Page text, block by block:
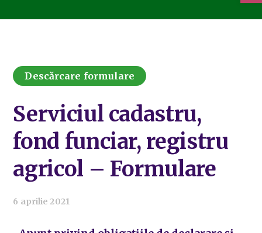
Descărcare formulare
Serviciul cadastru,
fond funciar, registru
agricol – Formulare
6 aprilie 2021